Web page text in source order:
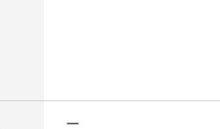
ー